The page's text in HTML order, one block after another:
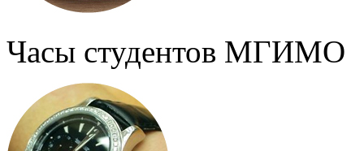
Часы студентов МГИМО